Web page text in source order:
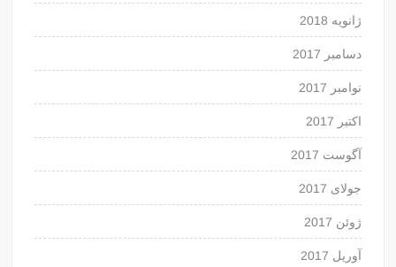
ژانویه 2018
دسامبر 2017
نوامبر 2017
اکتبر 2017
آگوست 2017
جولای 2017
ژوئن 2017
آوریل 2017